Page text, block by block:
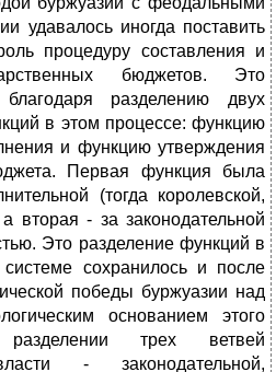
удавалось иногда поставить
процедуру составления и
бюджетов. Это
разделению двух
в этом процессе: функцию
и функцию утверждения
Первая функция была
(тогда королевской,
вторая - за законодательной
Это разделение функций в
системе сохранилось и после
победы буржуазии над
основанием этого
трех ветвей
- законодательной,